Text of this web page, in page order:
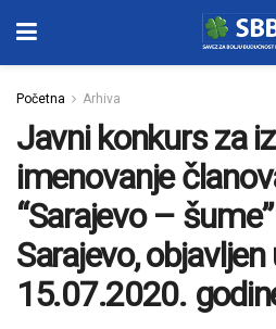
Početna Arhiva
Javni konkurs za
imenovanje
“Sarajevo –
Sarajevo,
15.07.2020.